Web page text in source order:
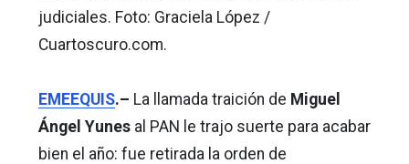
judiciales. Foto: Graciela López /
Cuartoscuro.com.
EMEEQUIS.– La llamada traición de Miguel
Ángel Yunes al PAN le trajo suerte para acabar
bien el año: fue retirada la orden de